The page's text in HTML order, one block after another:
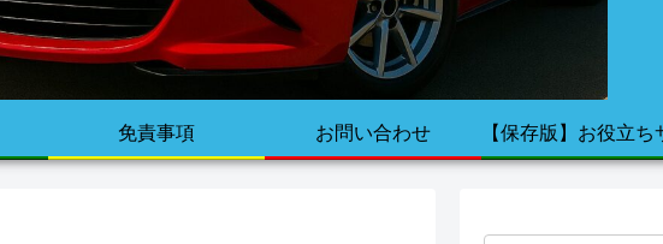
免責事項 お問い合わせ